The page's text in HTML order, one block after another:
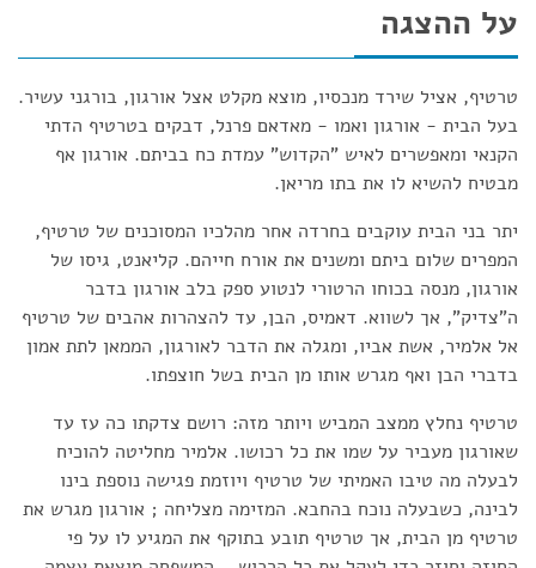
על ההצגה
טרטיף, אציל שירד מנכסיו, מוצא מקלט אצל אורגון, בורגני עשיר.
בעל הבית - אורגון ואמו - מאדאם פרנל, דבקים בטרטיף הדתי
הקנאי ומאפשרים לאיש "הקדוש" עמדת כח בביתם. אורגון אף
מבטיח להשיא לו את בתו מריאן.
יתר בני הבית עוקבים בחרדה אחר מהלכיו המסוכנים של טרטיף,
המפרים שלום ביתם ומשנים את אורח חייהם. קליאנט, גיסו של
אורגון, מנסה בכוחו הרטורי לנטוע ספק בלב אורגון בדבר
ה"צדיק", אך לשווא. דאמיס, הבן, עד להצהרות אהבים של טרטיף
אל אלמיר, אשת אביו, ומגלה את הדבר לאורגון, הממאן לתת אמון
בדברי הבן ואף מגרש אותו מן הבית בשל חוצפתו.
טרטיף נחלץ ממצב המביש ויותר מזה: רושם צדקתו כה עז עד
שאורגון מעביר על שמו את כל רכושו. אלמיר מחליטה להוכיח
לבעלה מה טיבו האמיתי של טרטיף ויוזמת פגישה נוספת בינו
לבינה, כשבעלה נוכח בהחבא. המזימה מצליחה ; אורגון מגרש את
טרטיף מן הבית, אך טרטיף תובע בתוקף את המגיע לו על פי